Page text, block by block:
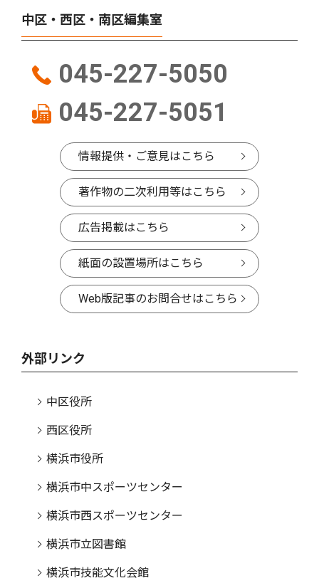
中区・西区・南区編集室
045-227-5050
045-227-5051
情報提供・ご意見はこちら
著作物の二次利用等はこちら
広告掲載はこちら
紙面の設置場所はこちら
Web版記事のお問合せはこちら
外部リンク
中区役所
西区役所
横浜市役所
横浜市中スポーツセンター
横浜市西スポーツセンター
横浜市立図書館
横浜市技能文化会館